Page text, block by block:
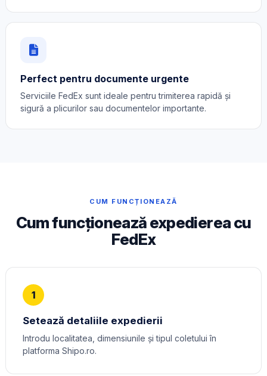
Perfect pentru documente urgente
Serviciile FedEx sunt ideale pentru trimiterea rapidă și
sigură a plicurilor sau documentelor importante.
CUM FUNCȚIONEAZĂ
Cum funcționează expedierea cu
FedEx
1
Setează detaliile expedierii
Introdu localitatea, dimensiunile și tipul coletului în
platforma Shipo.ro.